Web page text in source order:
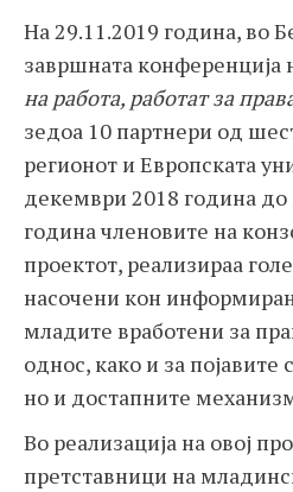
На 29.11.2019 година, во
завршната конференција
на работа, работат за
зедоа 10 партнери од
регионот и Европската
декември 2018 година
година членовите на
проектот, реализираа
насочени кон
младите вработени за
однос, како и за појавите
но и достапните
Во реализација на овој
претставници на